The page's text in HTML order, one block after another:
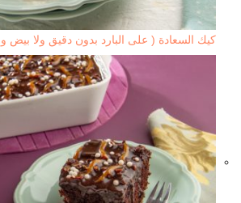
كيك السعادة ( على البارد بدون دقيق ولا بيض